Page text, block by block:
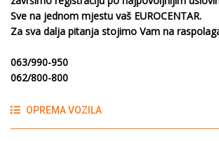
Sve na jednom mjestu vaš EUROCENTAR.
Za sva dalja pitanja stojimo Vam na
063/990-950
062/800-800
OPREMA VOZILA